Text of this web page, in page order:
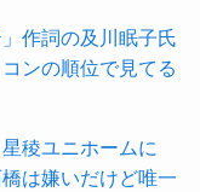
作詞の及川眠子氏
ンの順位で見てる
稜ユニホームに
は嫌いだけど唯一